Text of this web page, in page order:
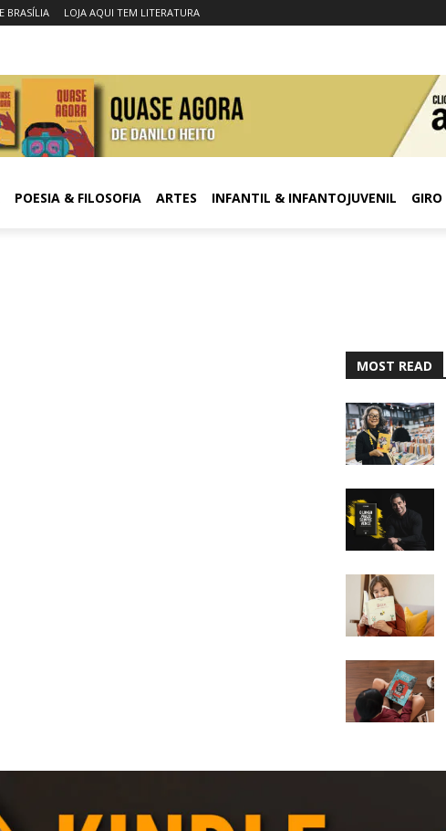
BRASÍLIA LOJA AQUI TEM LITERATURA
POESIA & FILOSOFIA ARTES INFANTIL & INFANTOJUVENIL GIRO
MOST READ